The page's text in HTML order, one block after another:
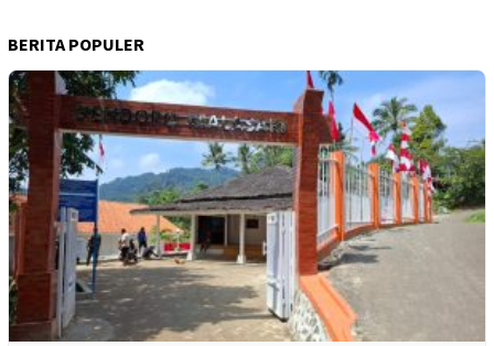
BERITA POPULER